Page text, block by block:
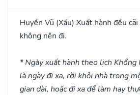
Huyền Vũ (Xấu) Xuất hành đều
không nên đi.
* Ngày xuất hành theo lịch Khổng
là ngày đi xa, rời khỏi nhà trong
gian dài, hoặc đi xa để làm hay